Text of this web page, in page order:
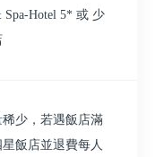
Spa-Hotel 5* 或 少
少，若遇飯店滿
飯店並退費每人